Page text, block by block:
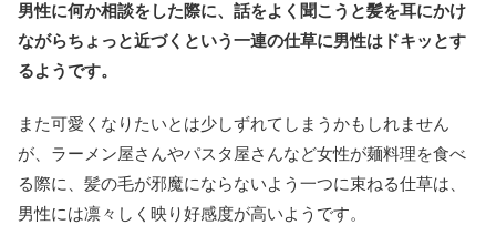
男性に何か相談をした際に、話をよく聞こうと髪を耳にかけ
ながらちょっと近づくという一連の仕草に男性はドキッとす
るようです。
また可愛くなりたいとは少しずれてしまうかもしれません
が、ラーメン屋さんやパスタ屋さんなど女性が麺料理を食べ
る際に、髪の毛が邪魔にならないよう一つに束ねる仕草は、
男性には凛々しく映り好感度が高いようです。